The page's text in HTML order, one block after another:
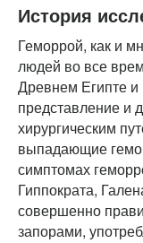
История
Геморрой, как и
людей во все
Древнем Египте
представление и
хирургическим
выпадающие
симптомах
Гиппократа,
совершенно
запорами,